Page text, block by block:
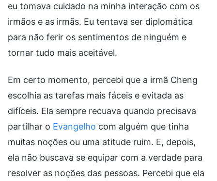
eu tomava cuidado na minha interação com os
irmãos e as irmãs. Eu tentava ser diplomática
para não ferir os sentimentos de ninguém e
tornar tudo mais aceitável.
Em certo momento, percebi que a irmã Cheng
escolhia as tarefas mais fáceis e evitada as
difíceis. Ela sempre recuava quando precisava
partilhar o Evangelho com alguém que tinha
muitas noções ou uma atitude ruim. E, depois,
ela não buscava se equipar com a verdade para
resolver as noções das pessoas. Percebi que ela